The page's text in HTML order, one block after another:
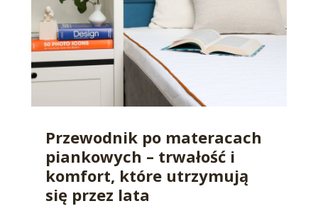
Przewodnik po materacach
piankowych – trwałość i
komfort, które utrzymują
się przez lata